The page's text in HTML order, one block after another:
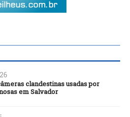
clandestinas usadas por
em Salvador